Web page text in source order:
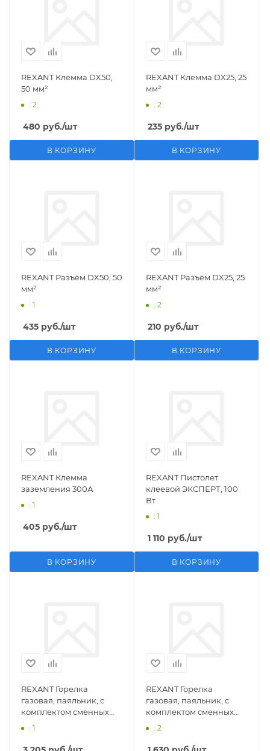
REXANT Клемма DX50,
50 мм²
: 2
480 руб./шт
В КОРЗИНУ
REXANT Клемма DX25, 25
мм²
: 2
235 руб./шт
В КОРЗИНУ
REXANT Разъём DX50, 50
мм²
: 1
435 руб./шт
В КОРЗИНУ
REXANT Разъём DX25, 25
мм²
: 2
210 руб./шт
В КОРЗИНУ
REXANT Клемма
заземления 300А
: 1
405 руб./шт
В КОРЗИНУ
REXANT Пистолет
клеевой ЭКСПЕРТ, 100
Вт
: 1
1 110 руб./шт
В КОРЗИНУ
REXANT Горелка
газовая, паяльник, с
комплектом сменных
насадок, 11 предметов
: 1
REXANT Горелка
газовая, паяльник, с
комплектом сменных
насадок, 3 предмета
: 2